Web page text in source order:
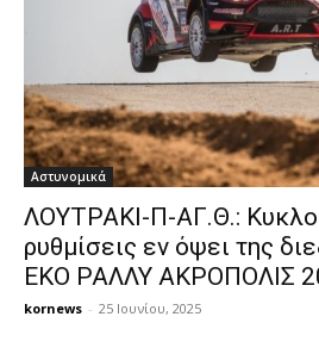
Αστυνομικά
ΛΟΥΤΡΑΚΙ-Π-ΑΓ.Θ.:
ρυθμίσεις εν όψει της
ΕΚΟ ΡΑΛΛΥ ΑΚΡΟΠΟΛΙΣ
kornews - 25 Ιουνίου, 2025